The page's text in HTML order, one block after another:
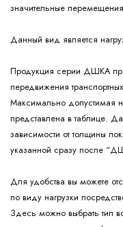
значительные
Данный вид является
Продукция серии ДШКА
передвижения
Максимально допустимая
представлена в таблице.
зависимости от толщины
указанной сразу после
Для удобства вы можете
по виду нагрузки
Здесь можно выбрать тип